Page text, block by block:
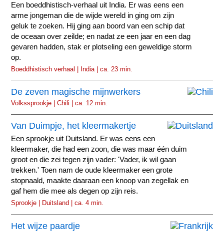
Een boeddhistisch-verhaal uit India. Er was eens een
arme jongeman die de wijde wereld in ging om zijn
geluk te zoeken. Hij ging aan boord van een schip dat
de oceaan over zeilde; en nadat ze een jaar en een dag
gevaren hadden, stak er plotseling een geweldige storm
op.
Boeddhistisch verhaal | India | ca. 23 min.
De zeven magische mijnwerkers
Volkssprookje | Chili | ca. 12 min.
Van Duimpje, het kleermakertje
Een sprookje uit Duitsland. Er was eens een
kleermaker, die had een zoon, die was maar één duim
groot en die zei tegen zijn vader: 'Vader, ik wil gaan
trekken.' Toen nam de oude kleermaker een grote
stopnaald, maakte daaraan een knoop van zegellak en
gaf hem die mee als degen op zijn reis.
Sprookje | Duitsland | ca. 4 min.
Het wijze paardje